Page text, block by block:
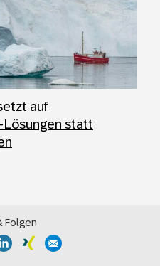
auf
statt
Folgen